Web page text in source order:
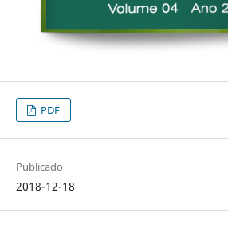
PDF
Publicado
2018-12-18